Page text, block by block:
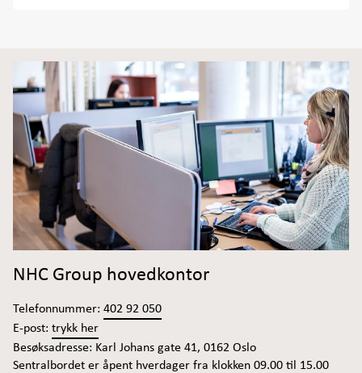
NHC Group hovedkontor
Telefonnummer: 402 92 050
E-post: trykk her
Besøksadresse: Karl Johans gate 41, 0162 Oslo
Sentralbordet er åpent hverdager fra klokken 09.00 til 15.00